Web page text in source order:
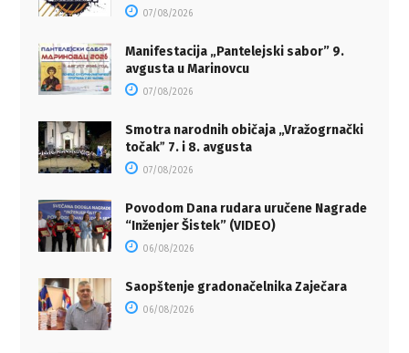
07/08/2026
Manifestacija „Pantelejski sabor” 9.
avgusta u Marinovcu
07/08/2026
Smotra narodnih običaja „Vražogrnački
točakˮ 7. i 8. avgusta
07/08/2026
Povodom Dana rudara uručene Nagrade
“Inženjer Šistek” (VIDEO)
06/08/2026
Saopštenje gradonačelnika Zaječara
06/08/2026